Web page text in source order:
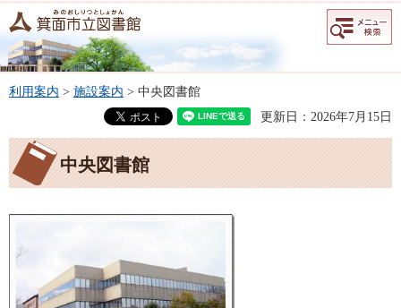
メニュー
検索
利用案内 > 施設案内 > 中央図書館
更新日：2026年7月15日
中央図書館